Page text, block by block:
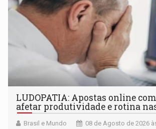
LUDOPATIA: Apostas online
afetar produtividade e rotina
Brasil e Mundo 08 de Agosto de 2026